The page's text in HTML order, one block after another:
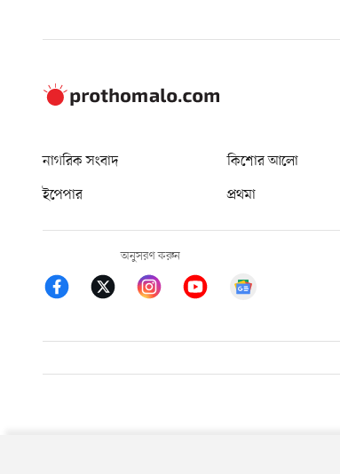
নাগরিক সংবাদ কিশোর আলো
ইপেপার
প্রথমা
অনুসরণ করুন